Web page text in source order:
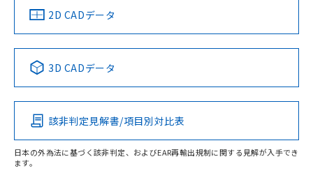
中国 RoHS 注意事項・凡例
Pb Hg Cd Cr(VI)
O
2D CADデータ
3D CADデータ
該非判定見解書/項目別対比表
日本の外為法に基づく該非判定、およびEAR再輸出規制に関する見解が入手でき
ます。